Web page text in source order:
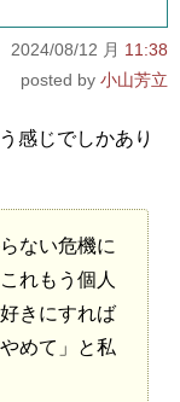
2024/08/12 月 11:38
小山芳立
感じでしかあり
ない危機に
れもう個人
きにすれば
めて」と私